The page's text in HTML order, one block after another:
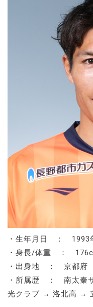
・生年月日 ： 1993
・身長/体重 ：
・出身地 ： 京都府
・所属歴 ： 南太秦
光クラブ → 洛北高 →